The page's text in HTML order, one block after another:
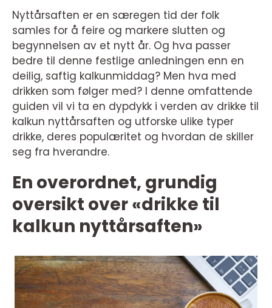
Nyttårsaften er en særegen tid der folk
samles for å feire og markere slutten og
begynnelsen av et nytt år. Og hva passer
bedre til denne festlige anledningen enn en
deilig, saftig kalkunmiddag? Men hva med
drikken som følger med? I denne omfattende
guiden vil vi ta en dypdykk i verden av drikke til
kalkun nyttårsaften og utforske ulike typer
drikke, deres populæritet og hvordan de skiller
seg fra hverandre.
En overordnet, grundig
oversikt over «drikke til
kalkun nyttårsaften»